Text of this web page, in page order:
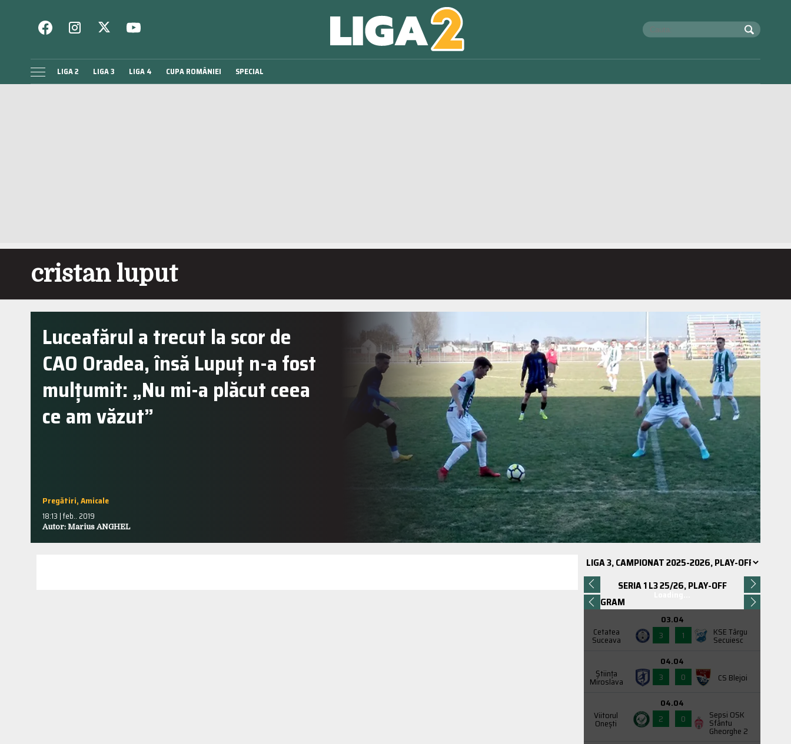
LIGA 2 LIGA 3 LIGA 4 CUPA ROMÂNIEI SPECIAL
cristan luput
Luceafărul a trecut la scor de
CAO Oradea, însă Lupuț n-a fost
mulțumit: „Nu mi-a plăcut ceea
ce am văzut”
Pregătiri, Amicale
18:13 | feb.. 2019
Autor: Marius ANGHEL
SERIA 1 L3 25/26, PLAY-OFF
PROGRAM
Cetatea
Suceava
03.04
3
1 KSE Târgu
Secuiesc
Știința
Miroslava
04.04
3
0 CS Blejoi
Viitorul
Onești
04.04
2
0 Sepsi OSK
Sfântu
Gheorghe 2